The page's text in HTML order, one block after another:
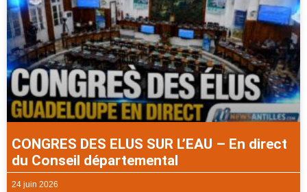
CONGRES DES ELUS SUR L’EAU – En direct
du Conseil départemental
24 juin 2026